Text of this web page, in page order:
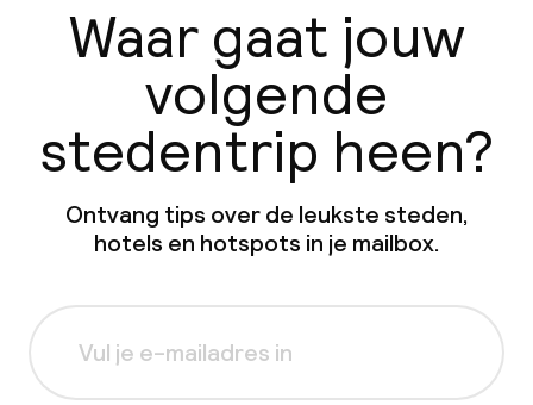
Waar gaat jouw
volgende
stedentrip heen?
Ontvang tips over de leukste steden,
hotels en hotspots in je mailbox.